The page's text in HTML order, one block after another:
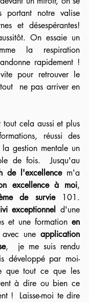
portant notre valise
et désespérantes!
On essaie un
la respiration
rapidement !
pour retrouver le
ne pas arriver en
cela aussi et plus
réussi des
gestion mentale un
de fois.  Jusqu'au
de l'excellence m'a
excellence à moi,
de survie 101.
exceptionnel d'une
et une formation en
avec une application
,  je me suis rendu
développé par moi-
à dire ou bien ce
!  Laisse-moi te dire